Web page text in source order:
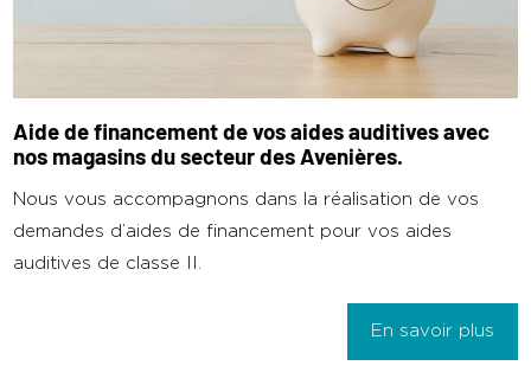
Aide de financement de vos aides auditives avec
nos magasins du secteur des Avenières.
Nous vous accompagnons dans la réalisation de vos
demandes d’aides de financement pour vos aides
auditives de classe II.
En savoir plus